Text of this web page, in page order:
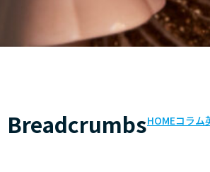
BreadcrumbsHOMEコラム